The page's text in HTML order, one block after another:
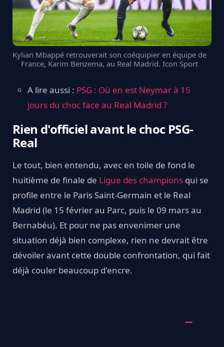
Kylian Mbappé retrouverait son coéquipier en équipe de
France, Karim Benzema, au Real Madrid. Icon Sport
A lire aussi : PSG : Où en est Neymar à 15
jours du choc face au Real Madrid ?
Rien d'officiel avant le choc PSG-
Real
Le tout, bien entendu, avec en toile de fond le
huitième de finale de Ligue des champions qui se
profile entre le Paris Saint-Germain et le Real
Madrid (le 15 février au Parc, puis le 09 mars au
Bernabéu). Et pour ne pas envenimer une
situation déjà bien complexe, rien ne devrait être
dévoiler avant cette double confrontation, qui fait
déjà couler beaucoup d'encre.